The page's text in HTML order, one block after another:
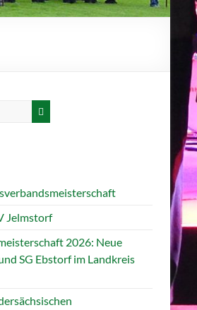
Jelmstorf
2026: Neue
SG Ebstorf im Landkreis